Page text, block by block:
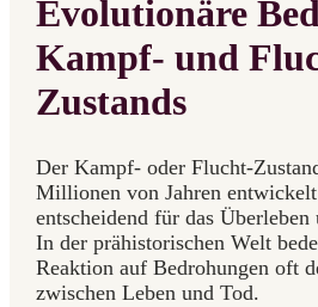
Evolutionäre
Kampf- und
Zustands
Der Kampf- oder Flucht-
Millionen von Jahren
entscheidend für das Überleben
In der prähistorischen Welt
Reaktion auf Bedrohungen oft
zwischen Leben und Tod.